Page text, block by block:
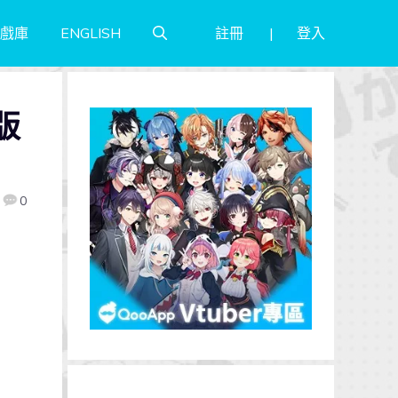
庫 ENGLISH 註冊 登入
0